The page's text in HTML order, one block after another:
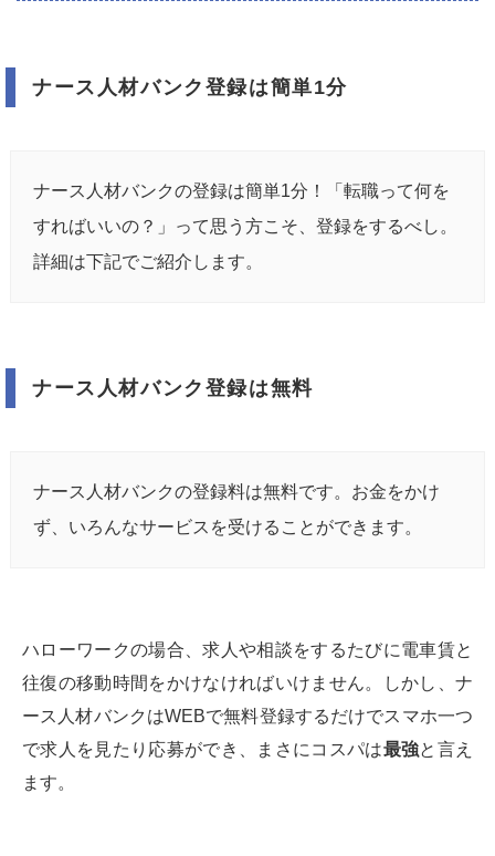
ナース人材バンク登録は簡単1分
ナース人材バンクの登録は簡単1分！「転職って何を
すればいいの？」って思う方こそ、登録をするべし。
詳細は下記でご紹介します。
ナース人材バンク登録は無料
ナース人材バンクの登録料は無料です。お金をかけ
ず、いろんなサービスを受けることができます。
ハローワークの場合、求人や相談をするたびに電車賃と
往復の移動時間をかけなければいけません。しかし、ナ
ース人材バンクはWEBで無料登録するだけでスマホ一つ
で求人を見たり応募ができ、まさにコスパは最強と言え
ます。